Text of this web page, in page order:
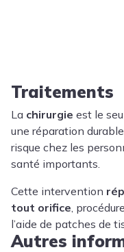
Traitements
La chirurgie est le
une réparation
risque chez les
santé importants.
Cette intervention
tout orifice,
l’aide de patches de
Autres